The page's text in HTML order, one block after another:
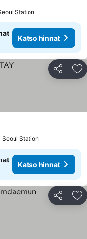
Station
Katso hinnat
Jaa
Seoul Station
Katso hinnat
Jaa